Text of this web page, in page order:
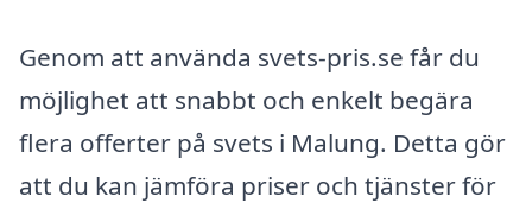
Genom att använda svets-pris.se får du
möjlighet att snabbt och enkelt begära
flera offerter på svets i Malung. Detta gör
att du kan jämföra priser och tjänster för